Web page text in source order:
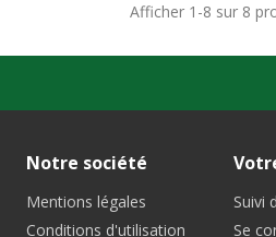
Afficher 1-8 sur 8
Notre société
Mentions légales
Conditions d'utilisation
Suivi
Se